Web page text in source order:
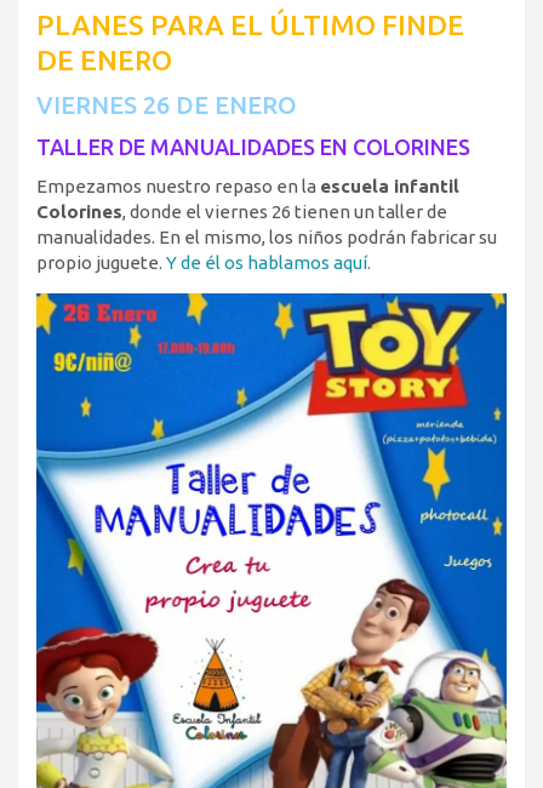
PLANES PARA EL ÚLTIMO FINDE
DE ENERO
VIERNES 26 DE ENERO
TALLER DE MANUALIDADES EN COLORINES
Empezamos nuestro repaso en la escuela infantil
Colorines, donde el viernes 26 tienen un taller de
manualidades. En el mismo, los niños podrán fabricar su
propio juguete. Y de él os hablamos aquí.